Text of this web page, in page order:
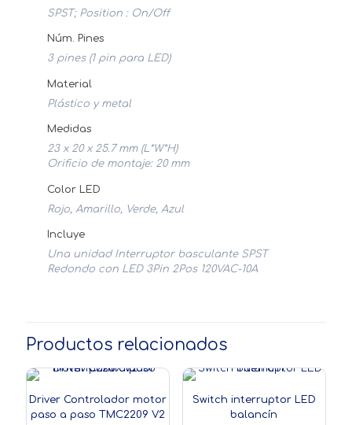
SPST; Position : On/Off
Núm. Pines
3 pines (1 pin para LED)
Material
Plástico y metal
Medidas
23 x 20 x 25.7 mm (L*W*H)
Orificio de montaje: 20 mm
Color LED
Rojo, Amarillo, Verde, Azul
Incluye
Una unidad Interruptor basculante SPST
Redondo con LED 3Pin 2Pos 120VAC-10A
Productos relacionados
Driver Controlador motor
paso a paso TMC2209 V2
Switch interruptor LED
balancín